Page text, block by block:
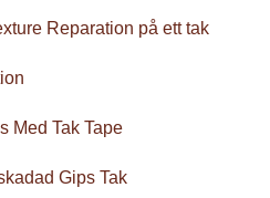
Reparation på ett tak
Med Tak Tape
Gips Tak